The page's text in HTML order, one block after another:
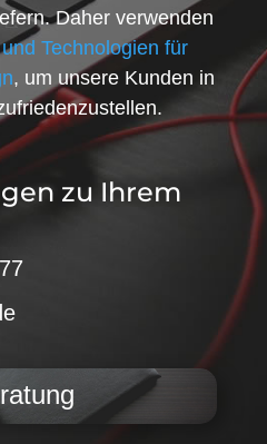
Daher verwenden
Technologien für
, um unsere Kunden in
zu Ihrem